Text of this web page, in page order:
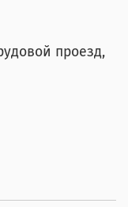
проезд,